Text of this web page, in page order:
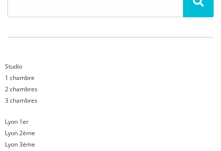
Studio
1 chambre
2 chambres
3 chambres
Lyon 1er
Lyon 2ème
Lyon 3ème